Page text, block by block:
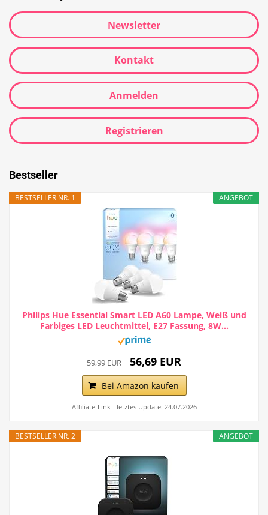
Newsletter
Kontakt
Anmelden
Registrieren
Bestseller
ANGEBOT
BESTSELLER NR. 1
Philips Hue Essential Smart LED A60 Lampe, Weiß und
Farbiges LED Leuchtmittel, E27 Fassung, 8W...
59,99 EUR 56,69 EUR
Bei Amazon kaufen
Affiliate-Link - letztes Update: 24.07.2026
ANGEBOT
BESTSELLER NR. 2